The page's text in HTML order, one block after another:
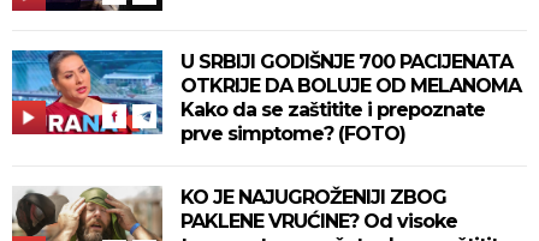
U SRBIJI GODIŠNJE 700 PACIJENATA
OTKRIJE DA BOLUJE OD MELANOMA
Kako da se zaštitite i prepoznate
prve simptome? (FOTO)
KO JE NAJUGROŽENIJI ZBOG
PAKLENE VRUĆINE? Od visoke